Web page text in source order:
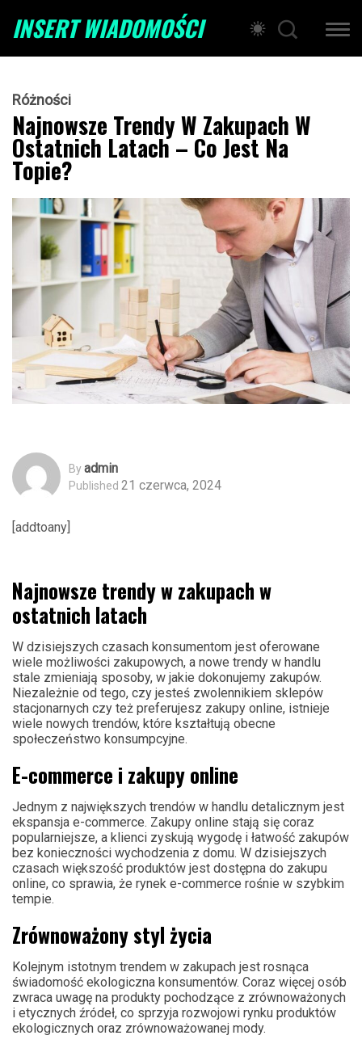
INSERT WIADOMOŚCI
Różności
Najnowsze Trendy W Zakupach W
Ostatnich Latach – Co Jest Na
Topie?
ByAdmin
Published 21 czerwca, 2024
[addtoany]
Najnowsze trendy w zakupach w
ostatnich latach
W dzisiejszych czasach konsumentom jest oferowane
wiele możliwości zakupowych, a nowe trendy w handlu
stale zmieniają sposoby, w jakie dokonujemy zakupów.
Niezależnie od tego, czy jesteś zwolennikiem sklepów
stacjonarnych czy też preferujesz zakupy online, istnieje
wiele nowych trendów, które kształtują obecne
społeczeństwo konsumpcyjne.
E-commerce i zakupy online
Jednym z największych trendów w handlu detalicznym jest
ekspansja e-commerce. Zakupy online stają się coraz
popularniejsze, a klienci zyskują wygodę i łatwość zakupów
bez konieczności wychodzenia z domu. W dzisiejszych
czasach większość produktów jest dostępna do zakupu
online, co sprawia, że rynek e-commerce rośnie w szybkim
tempie.
Zrównoważony styl życia
Kolejnym istotnym trendem w zakupach jest rosnąca
świadomość ekologiczna konsumentów. Coraz więcej osób
zwraca uwagę na produkty pochodzące z zrównoważonych
i etycznych źródeł, co sprzyja rozwojowi rynku produktów
ekologicznych oraz zrównoważowanej mody.